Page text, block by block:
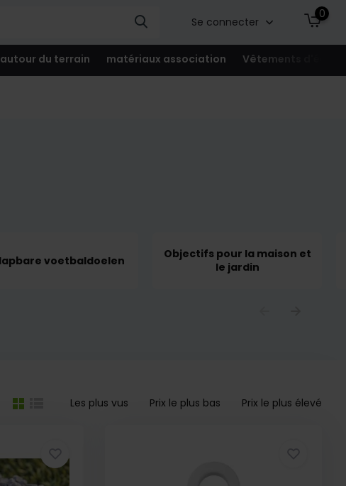
Se connecter
0
du terrain matériaux association Vêtements
voetbaldoelen
Objectifs pour la maison et
le jardin
Les plus vus Prix le plus bas Prix le plus élevé